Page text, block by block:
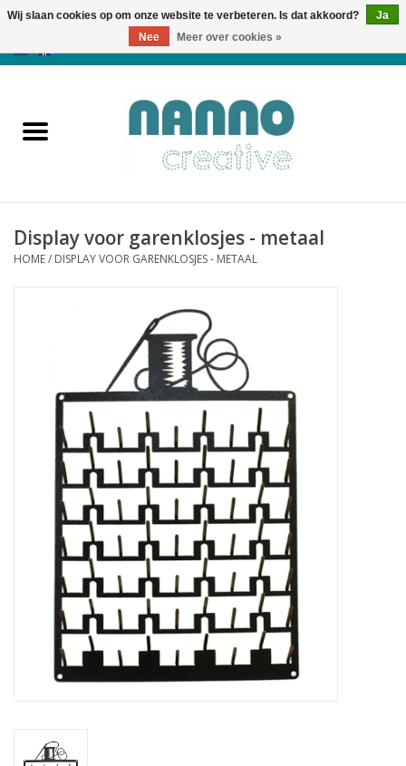
Producten
Nieuws
Laatste Kans
Cadeaubonnen
Nanno Blog
Merken
Beloningen
Display voor garenklosjes - metaal
HOME/ DISPLAY VOOR GARENKLOSJES - METAAL
Wij slaan cookies op om onze website te verbeteren. Is dat akkoord?
Ja
Nee
Meer over cookies »